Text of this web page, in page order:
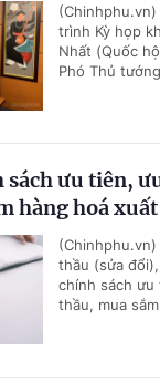
trình Kỳ họp
Nhất (Quốc
Phó Thủ
ưu tiên,
hàng hoá
thầu (sửa
chính sách
thầu, mua